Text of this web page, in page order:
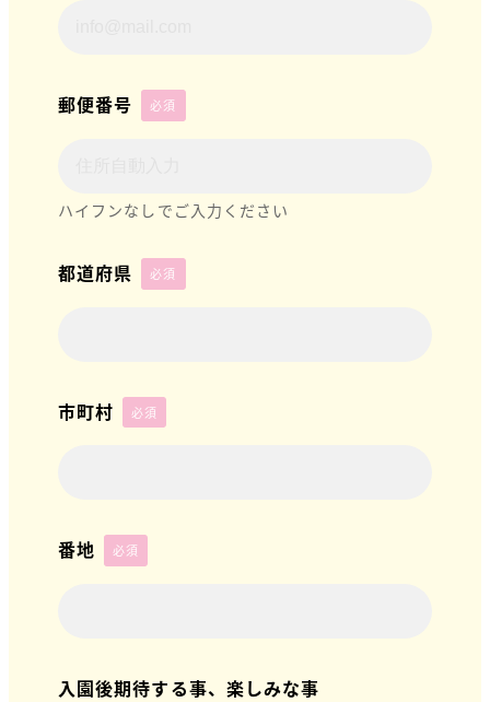
郵便番号 必須
ハイフンなしでご入力ください
都道府県 必須
市町村 必須
番地 必須
入園後期待する事、楽しみな事